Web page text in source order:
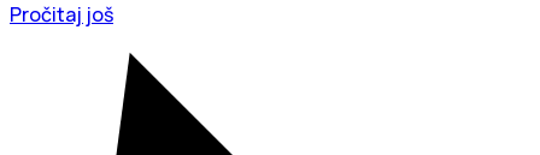
Pročitaj još